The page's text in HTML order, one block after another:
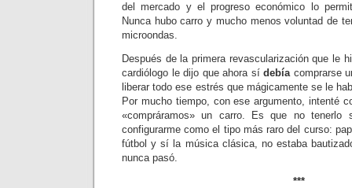
del mercado y el progreso económico lo
Nunca hubo carro y mucho menos voluntad de
microondas.
Después de la primera revascularización que le
cardiólogo le dijo que ahora sí debíacomprarse
liberar todo ese estrés que mágicamente se le
Por mucho tiempo, con ese argumento, intenté
«compráramos» un carro. Es que no tenerlo
configurarme como el tipo más raro del curso:
fútbol y sí la música clásica, no estaba
nunca pasó.
***